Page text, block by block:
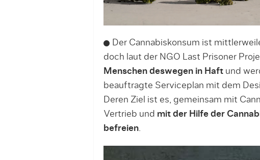
Der Cannabiskonsum ist
doch laut der NGO Last Prisoner
Menschen deswegen in Haftund
beauftragte Serviceplan mit dem
Deren Ziel ist es, gemeinsam mit
Vertrieb und mit der Hilfe der
befreien.